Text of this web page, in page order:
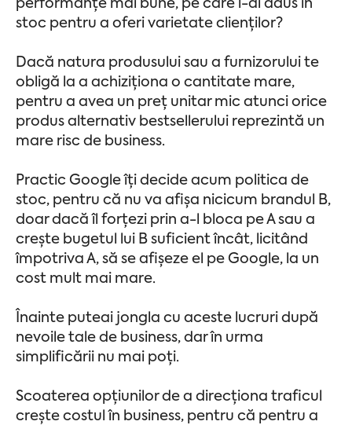
performanțe mai bune, pe care l-ai adus în
stoc pentru a oferi varietate clienților?
Dacă natura produsului sau a furnizorului te
obligă la a achiziționa o cantitate mare,
pentru a avea un preț unitar mic atunci orice
produs alternativ bestsellerului reprezintă un
mare risc de business.
Practic Google îți decide acum politica de
stoc, pentru că nu va afișa nicicum brandul B,
doar dacă îl forțezi prin a-l bloca pe A sau a
crește bugetul lui B suficient încât, licitând
împotriva A, să se afișeze el pe Google, la un
cost mult mai mare.
Înainte puteai jongla cu aceste lucruri după
nevoile tale de business, dar în urma
simplificării nu mai poți.
Scoaterea opțiunilor de a direcționa traficul
crește costul în business, pentru că pentru a